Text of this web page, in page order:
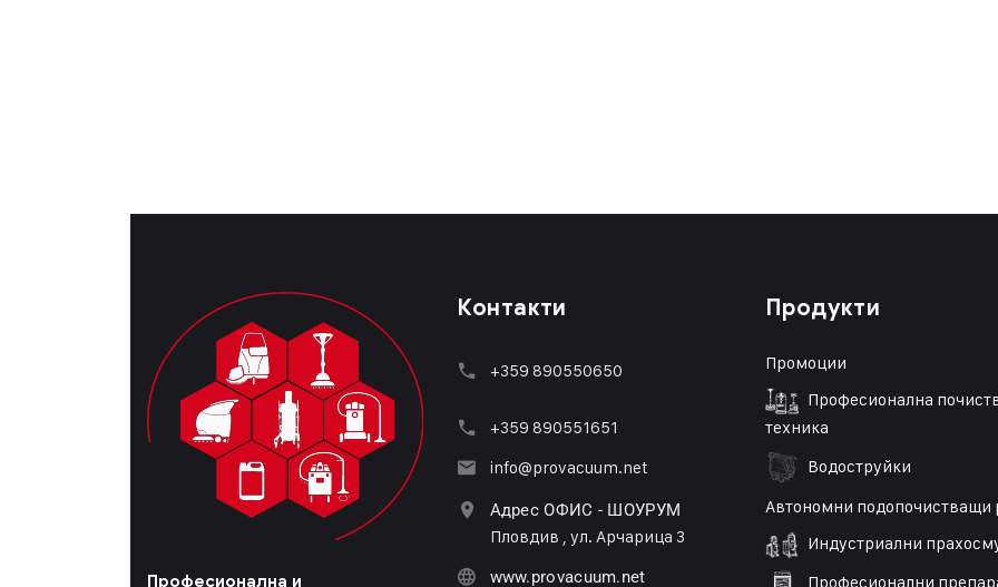
Професионална и
Контакти
+359 890550650
+359 890551651
info@provacuum.net
Адрес ОФИС - ШОУРУМ
Пловдив , ул. Арчарица 3
www.provacuum.net
Продукти
Промоции
Професионална
техника
Водоструйки
Автономни подопочистващи
Индустриални
Професионални